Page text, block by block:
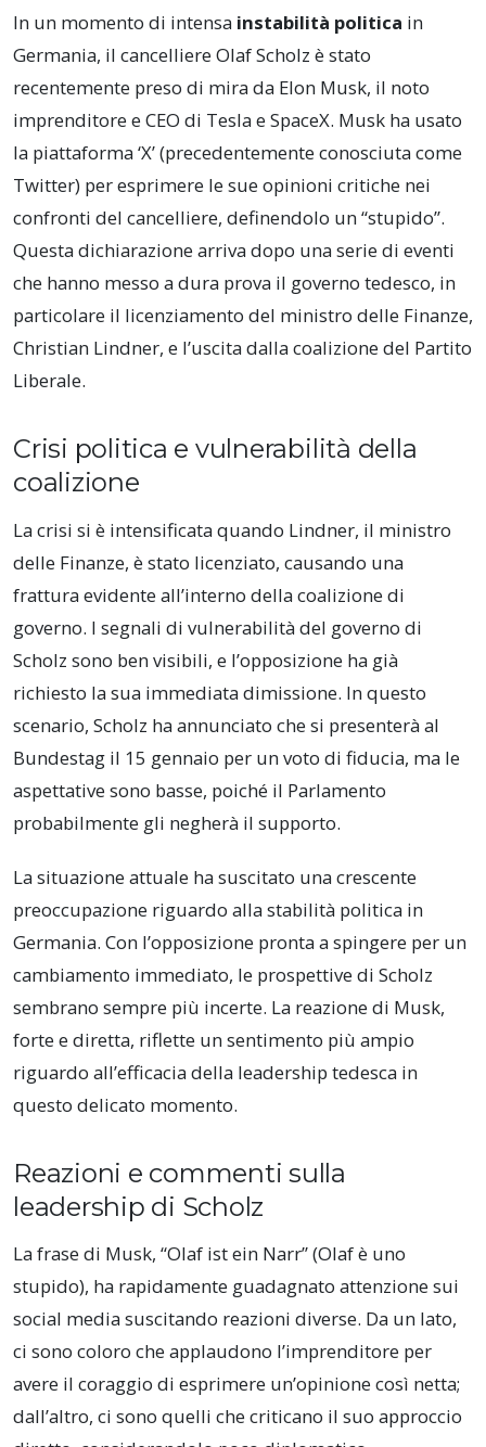
In un momento di intensa instabilità politica in
Germania, il cancelliere Olaf Scholz è stato
recentemente preso di mira da Elon Musk, il noto
imprenditore e CEO di Tesla e SpaceX. Musk ha usato
la piattaforma ‘X’ (precedentemente conosciuta come
Twitter) per esprimere le sue opinioni critiche nei
confronti del cancelliere, definendolo un “stupido”.
Questa dichiarazione arriva dopo una serie di eventi
che hanno messo a dura prova il governo tedesco, in
particolare il licenziamento del ministro delle Finanze,
Christian Lindner, e l’uscita dalla coalizione del Partito
Liberale.
Crisi politica e vulnerabilità della
coalizione
La crisi si è intensificata quando Lindner, il ministro
delle Finanze, è stato licenziato, causando una
frattura evidente all’interno della coalizione di
governo. I segnali di vulnerabilità del governo di
Scholz sono ben visibili, e l’opposizione ha già
richiesto la sua immediata dimissione. In questo
scenario, Scholz ha annunciato che si presenterà al
Bundestag il 15 gennaio per un voto di fiducia, ma le
aspettative sono basse, poiché il Parlamento
probabilmente gli negherà il supporto.
La situazione attuale ha suscitato una crescente
preoccupazione riguardo alla stabilità politica in
Germania. Con l’opposizione pronta a spingere per un
cambiamento immediato, le prospettive di Scholz
sembrano sempre più incerte. La reazione di Musk,
forte e diretta, riflette un sentimento più ampio
riguardo all’efficacia della leadership tedesca in
questo delicato momento.
Reazioni e commenti sulla
leadership di Scholz
La frase di Musk, “Olaf ist ein Narr” (Olaf è uno
stupido), ha rapidamente guadagnato attenzione sui
social media suscitando reazioni diverse. Da un lato,
ci sono coloro che applaudono l’imprenditore per
avere il coraggio di esprimere un’opinione così netta;
dall’altro, ci sono quelli che criticano il suo approccio